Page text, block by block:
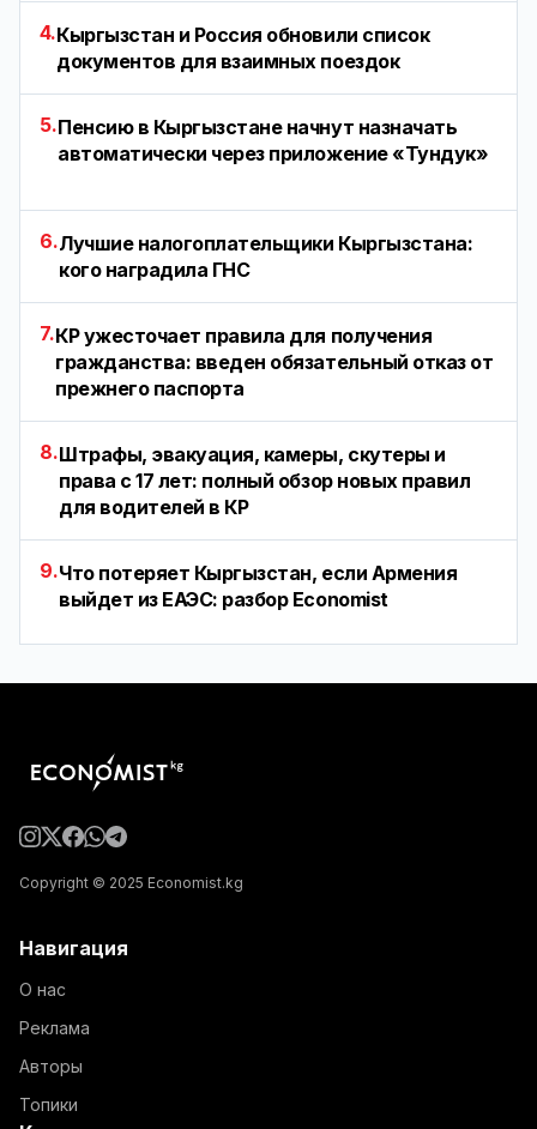
4.Кыргызстан и Россия обновили список
документов для взаимных поездок
5.Пенсию в Кыргызстане начнут назначать
автоматически через приложение «Тундук»
6.Лучшие налогоплательщики Кыргызстана:
кого наградила ГНС
7.КР ужесточает правила для получения
гражданства: введен обязательный отказ от
прежнего паспорта
8.Штрафы, эвакуация, камеры, скутеры и
права с 17 лет: полный обзор новых правил
для водителей в КР
9.Что потеряет Кыргызстан, если Армения
выйдет из ЕАЭС: разбор Economist
Copyright © 2025 Economist.kg
Навигация
О нас
Реклама
Авторы
Топики